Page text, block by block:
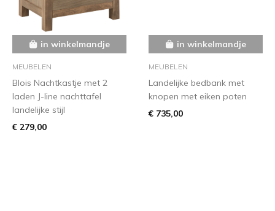
in winkelmandje
MEUBELEN
Blois Nachtkastje met 2
laden J-line nachttafel
landelijke stijl
€ 279,00
in winkelmandje
MEUBELEN
Landelijke bedbank met
knopen met eiken poten
€ 735,00